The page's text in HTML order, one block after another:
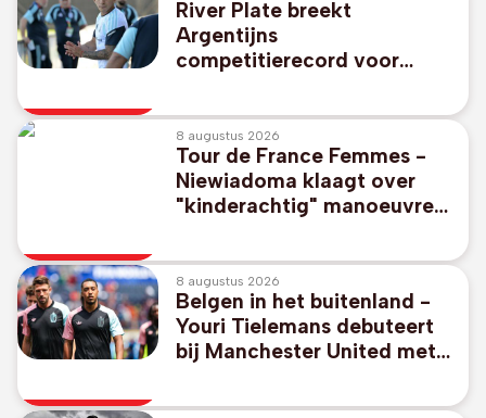
River Plate breekt
Argentijns
competitierecord voor
8 augustus 2026
Tour de France Femmes -
Niewiadoma klaagt over
"kinderachtig" manoeuvre
respect kwijt"
8 augustus 2026
Belgen in het buitenland -
Youri Tielemans debuteert
bij Manchester United met
PSG